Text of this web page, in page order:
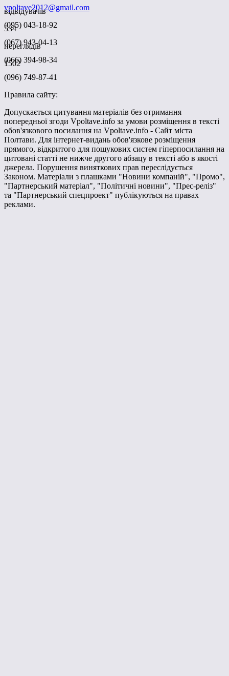
відвідувачів
534
переглядів
1502
vpoltave2012@gmail.com
(095) 043-18-92
(067) 943-04-13
(066) 394-98-34
(096) 749-87-41
Правила сайту:
Допускається цитування матеріалів без отримання
попередньої згоди Vpoltave.info за умови розміщення в тексті
обов'язкового посилання на Vpoltave.info - Сайт міста
Полтави. Для інтернет-видань обов'язкове розміщення
прямого, відкритого для пошукових систем гіперпосилання на
цитовані статті не нижче другого абзацу в тексті або в якості
джерела. Порушення виняткових прав переслідується
Законом. Матеріали з плашками "Новини компаній", "Промо",
"Партнерський матеріал", "Політичні новини", "Прес-реліз"
та "Партнерський спецпроект" публікуються на правах
реклами.